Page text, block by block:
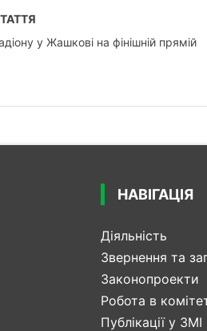
у Жашкові на фінішній прямій
НАВІГАЦІЯ
Діяльність
Звернення та
Законопроекти
Робота в
Публікації у ЗМІ